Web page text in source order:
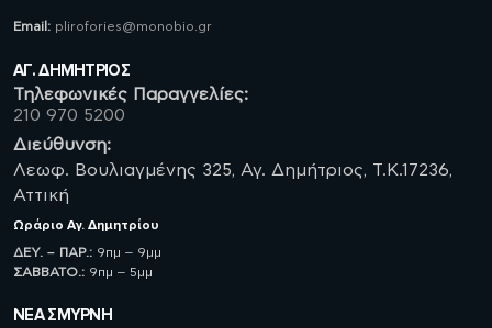
Email: plirofories@monobio.gr
ΑΓ. ΔΗΜΗΤΡΙΟΣ
Τηλεφωνικές Παραγγελίες:
210 970 5200
Διεύθυνση:
Λεωφ. Βουλιαγμένης 325, Αγ. Δημήτριος, Τ.Κ.17236,
Αττική
Ωράριο Αγ. Δημητρίου
ΔΕΥ. – ΠΑΡ.: 9πμ – 9μμ
ΣΑΒBATO.: 9πμ – 5μμ
ΝΈΑ ΣΜΥΡΝΗ